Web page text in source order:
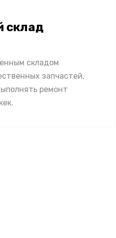
склад
складом
запчастей,
ремонт